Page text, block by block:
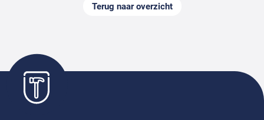
Terug naar overzicht